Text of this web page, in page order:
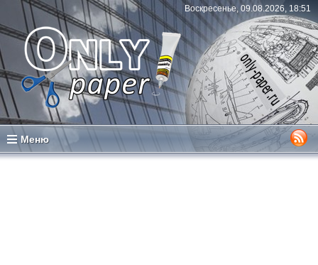
Воскресенье, 09.08.2026, 18:51
Меню